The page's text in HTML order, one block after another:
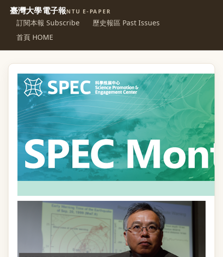
臺灣大學電子報NTU E-PAPER
訂閱本報 Subscribe
歷史報區 Past Issues
首頁 HOME